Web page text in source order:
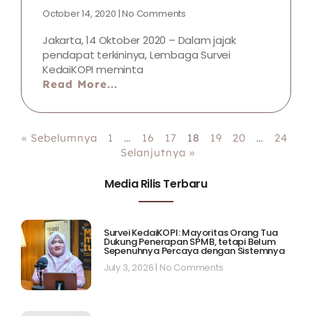
October 14, 2020 No Comments
Jakarta, 14 Oktober 2020 – Dalam jajak
pendapat terkininya, Lembaga Survei
KedaiKOPI meminta
Read More...
« Sebelumnya 1 … 16 17 18 19 20 …
24
Selanjutnya »
Media Rilis Terbaru
Survei KedaiKOPI: Mayoritas Orang Tua
Dukung Penerapan SPMB, tetapi Belum
Sepenuhnya Percaya dengan Sistemnya
July 3, 2026 No Comments